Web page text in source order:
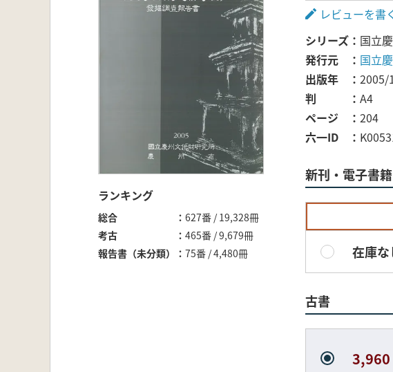
ランキング
総合
627番 / 19,328冊
考古
465番 / 9,679冊
報告書（未分類）
75番 / 4,480冊
レビューを書
シリーズ
国立
発行元
国立
出版年
2005/
判
A4
ページ
204
六一ID
新刊・電子書籍
在庫な
古書
3,960